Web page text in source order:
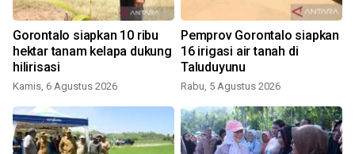
Gorontalo siapkan 10 ribu
hektar tanam kelapa dukung
hilirisasi
Kamis, 6 Agustus 2026
Pemprov Gorontalo siapkan
16 irigasi air tanah di
Taluduyunu
Rabu, 5 Agustus 2026